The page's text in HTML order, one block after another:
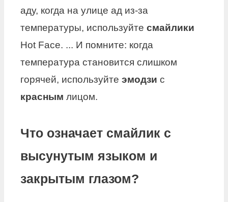
аду, когда на улице ад из-за
температуры, используйте смайлики
Hot Face. ... И помните: когда
температура становится слишком
горячей, используйте эмодзи с
красным лицом.
Что означает смайлик с
высунутым языком и
закрытым глазом?